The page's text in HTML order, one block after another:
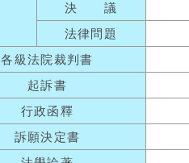
決 議
法律問題
各級法院裁判書
起訴書
行政函釋
訴願決定書